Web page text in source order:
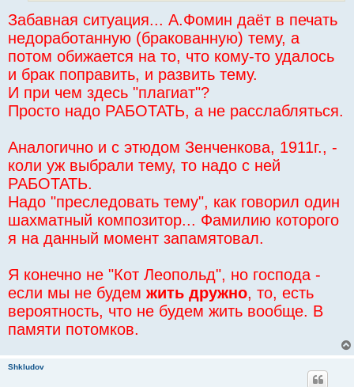
Забавная ситуация... А.Фомин даёт в печать
недоработанную (бракованную) тему, а
потом обижается на то, что кому-то удалось
и брак поправить, и развить тему.
И при чем здесь "плагиат"?
Просто надо РАБОТАТЬ, а не расслабляться.
Аналогично и с этюдом Зенченкова, 1911г., -
коли уж выбрали тему, то надо с ней
РАБОТАТЬ.
Надо "преследовать тему", как говорил один
шахматный композитор... Фамилию которого
я на данный момент запамятовал.
Я конечно не "Кот Леопольд", но господа -
если мы не будем жить дружно, то, есть
вероятность, что не будем жить вообще. В
памяти потомков.
Shkludov